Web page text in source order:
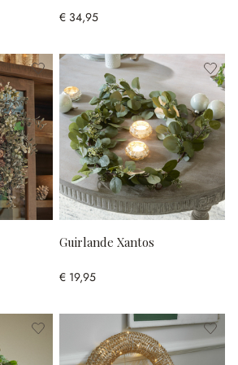
€ 34,95
Guirlande Xantos
€ 19,95